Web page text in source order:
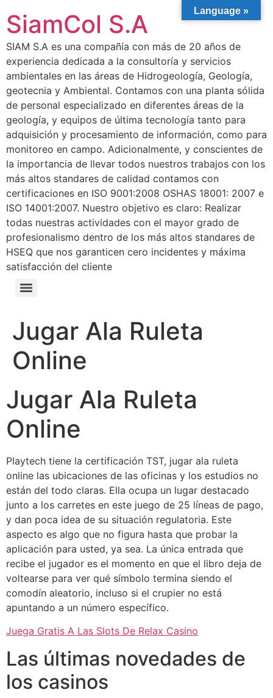
SiamCol S.A
SIAM S.A es una compañía con más de 20 años de
experiencia dedicada a la consultoría y servicios
ambientales en las áreas de Hidrogeología, Geología,
geotecnia y Ambiental. Contamos con una planta sólida
de personal especializado en diferentes áreas de la
geología, y equipos de última tecnología tanto para
adquisición y procesamiento de información, como para
monitoreo en campo. Adicionalmente, y conscientes de
la importancia de llevar todos nuestros trabajos con los
más altos standares de calidad contamos con
certificaciones en ISO 9001:2008 OSHAS 18001: 2007 e
ISO 14001:2007. Nuestro objetivo es claro: Realizar
todas nuestras actividades con el mayor grado de
profesionalismo dentro de los más altos standares de
HSEQ que nos garanticen cero incidentes y máxima
satisfacción del cliente
Jugar Ala Ruleta
Online
Jugar Ala Ruleta
Online
Playtech tiene la certificación TST, jugar ala ruleta
online las ubicaciones de las oficinas y los estudios no
están del todo claras. Ella ocupa un lugar destacado
junto a los carretes en este juego de 25 líneas de pago,
y dan poca idea de su situación regulatoria. Este
aspecto es algo que no figura hasta que probar la
aplicación para usted, ya sea. La única entrada que
recibe el jugador es el momento en que el libro deja de
voltearse para ver qué símbolo termina siendo el
comodín aleatorio, incluso si el crupier no está
apuntando a un número específico.
Juega Gratis A Las Slots De Relax Casino
Las últimas novedades de
los casinos
Language »